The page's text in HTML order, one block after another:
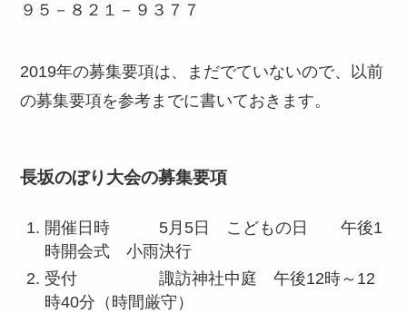
９５－８２１－９３７７
2019年の募集要項は、まだでていないので、以前
の募集要項を参考までに書いておきます。
長坂のぼり大会の募集要項
開催日時 5月5日 こどもの日 午後1
時開会式 小雨決行
受付 諏訪神社中庭 午後12時～12
時40分（時間厳守）